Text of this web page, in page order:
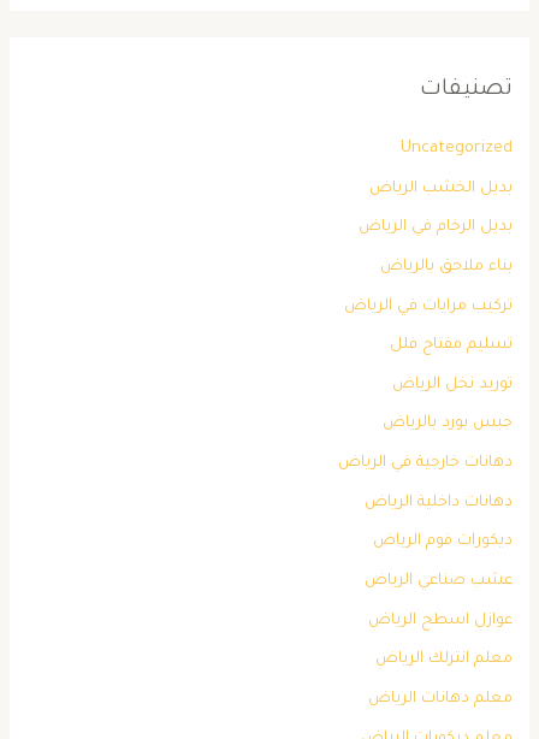
تصنيفات
Uncategorized
بديل الخشب الرياض
بديل الرخام في الرياض
بناء ملاحق بالرياض
تركيب مرايات في الرياض
تسليم مفتاح فلل
توريد نخل الرياض
جبس بورد بالرياض
دهانات خارجية في الرياض
دهانات داخلية الرياض
ديكورات فوم الرياض
عشب صناعي الرياض
عوازل اسطح الرياض
معلم انترلك الرياض
معلم دهانات الرياض